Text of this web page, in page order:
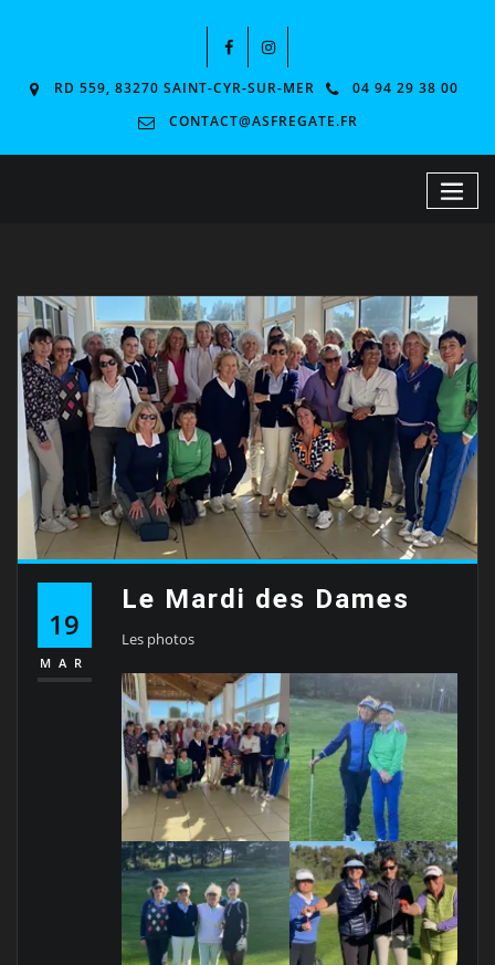
RD 559, 83270 SAINT-CYR-SUR-MER
04 94 29 38 00
CONTACT@ASFREGATE.FR
19
MAR
Le Mardi des Dames
Les photos